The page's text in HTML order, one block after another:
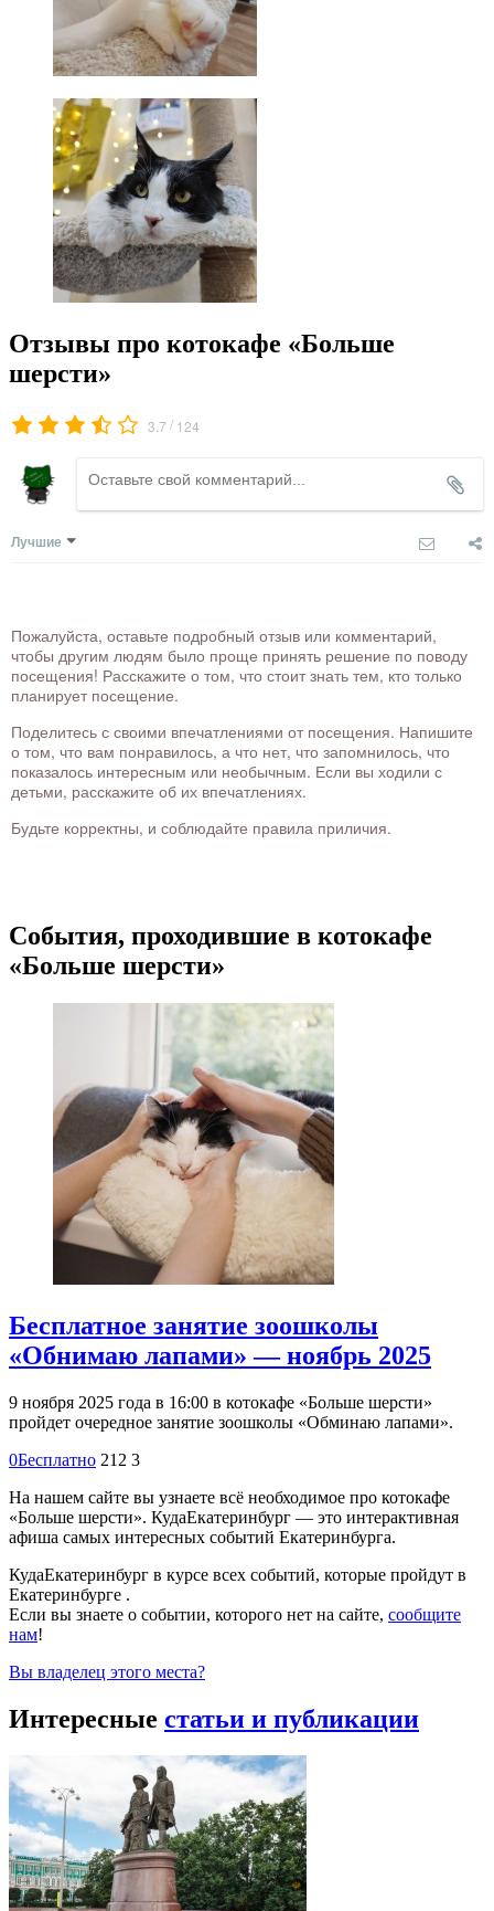
Отзывы про котокафе «Больше
шерсти»
3.7 / 124
Лучшие
Пожалуйста, оставьте подробный отзыв или комментарий,
чтобы другим людям было проще принять решение по поводу
посещения! Расскажите о том, что стоит знать тем, кто только
планирует посещение.
Поделитесь с своими впечатлениями от посещения. Напишите
о том, что вам понравилось, а что нет, что запомнилось, что
показалось интересным или необычным. Если вы ходили с
детьми, расскажите об их впечатлениях.
Будьте корректны, и соблюдайте правила приличия.
События, проходившие в котокафе
«Больше шерсти»
Бесплатное занятие зоошколы
«Обнимаю лапами» — ноябрь 2025
9 ноября 2025 года в 16:00 в котокафе «Больше шерсти»
пройдет очередное занятие зоошколы «Обминаю лапами».
0Бесплатно 212 3
На нашем сайте вы узнаете всё необходимое про котокафе
«Больше шерсти». КудаЕкатеринбург — это интерактивная
афиша самых интересных событий Екатеринбурга.
КудаЕкатеринбург в курсе всех событий, которые пройдут в
Екатеринбурге .
Если вы знаете о событии, которого нет на сайте, сообщите
нам!
Вы владелец этого места?
Интересные статьи и публикации